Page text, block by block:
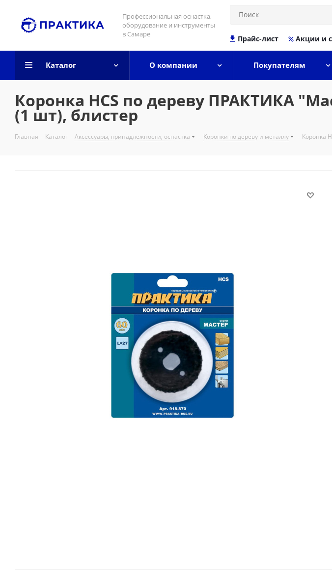
Профессиональная оснастка,
оборудование и инструменты
в Самаре
Прайс-лист Акции и
Каталог О компании Покупателям
Коронка HCS по дереву ПРАКТИКА
(1 шт), блистер
Главная - Каталог - Аксессуары, принадлежности, оснастка - Коронки по дереву и металлу - Коронка